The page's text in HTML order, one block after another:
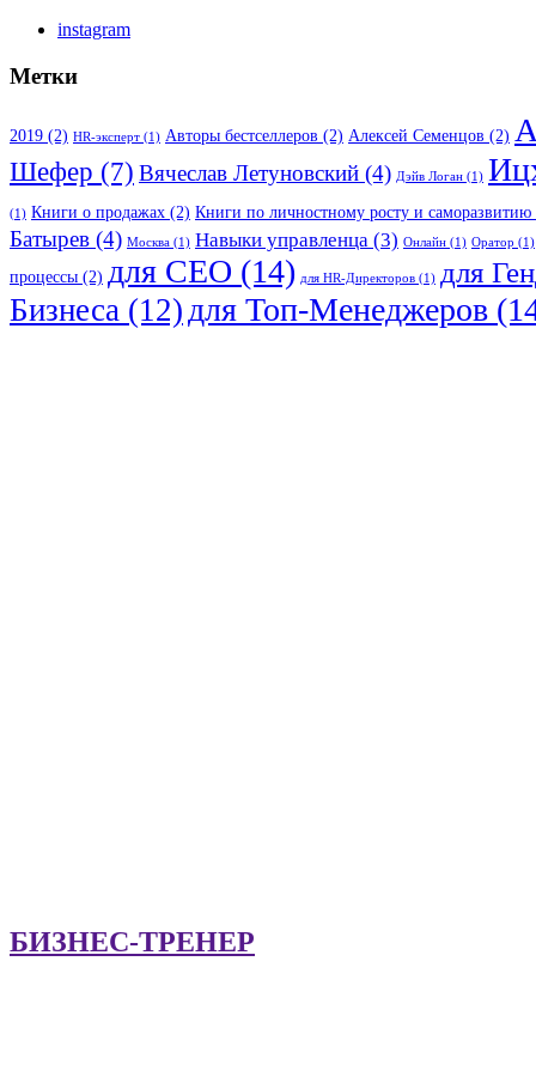
instagram
Метки
2019 (2) HR-эксперт (1) Авторы бестселлеров (2) Алексей Семенцов (2)
Шефер (7) Вячеслав Летуновский (4) Дэйв Логан (1)
(1) Книги о продажах (2) Книги по личностному росту и саморазвитию
Батырев (4) Москва (1) Навыки управленца (3) Онлайн (1) Оратор (1)
процессы (2) для CEO (14) для HR-Директоров (1) для
Бизнеса (12)для Топ-Менеджеров
БИЗНЕС-ТРЕНЕР